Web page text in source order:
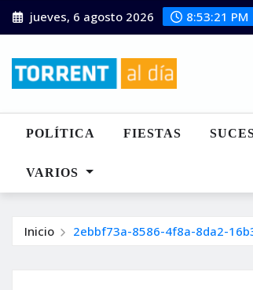
Saltar
al
jueves, 6 agosto 2026 8:53:22 PM
POLÍTICA FIESTAS
VARIOS
Inicio 2ebbf73a-8586-4f8a-8da2-